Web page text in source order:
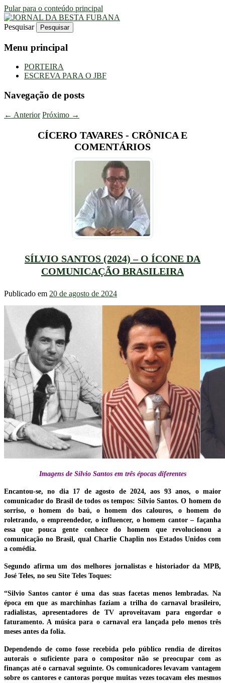
Pular para o conteúdo principal
JORNAL DA BESTA FUBANA
Uma Gazeta Escrota
Pesquisar
Menu principal
PORTEIRA
ESCREVA PARA O JBF
Navegação de posts
← Anterior Próximo →
CÍCERO TAVARES - CRÔNICA E
COMENTÁRIOS
SÍLVIO SANTOS (2024) – O ÍCONE DA
COMUNICAÇÃO BRASILEIRA
Publicado em 20 de agosto de 2024
Imagens de Sílvio Santos em três épocas diferentes
Encantou-se, no dia 17 de agosto de 2024, aos 93 anos, o maior
comunicador do Brasil de todos os tempos: Sílvio Santos. O homem do
sorriso, o homem do baú, o homem dos calouros, o homem do
roletrando, o empreendedor, o influencer, o homem cantor – façanha
essa que pouca gente conhece do homem que revolucionou a
comunicação no Brasil, qual Charlie Chaplin nos Estados Unidos com
a comédia.
Segundo afirma um dos melhores jornalistas e historiador da MPB,
José Teles, no seu Site Teles Toques:
“Silvio Santos cantor é uma das suas facetas menos lembradas. Na
época em que as marchinhas faziam a trilha do carnaval brasileiro,
radialistas, apresentadores de TV aproveitavam para engordar o
faturamento. A música para o carnaval era lançada pelo menos três
meses antes da folia.
Dependendo de como fosse recebida pelo público rendia de direitos
autorais o suficiente para o compositor não se preocupar com as
finanças até o carnaval seguinte. Os comunicadores levavam vantagem
sobre os cantores e cantoras porque muitas vezes tocavam eles mesmos